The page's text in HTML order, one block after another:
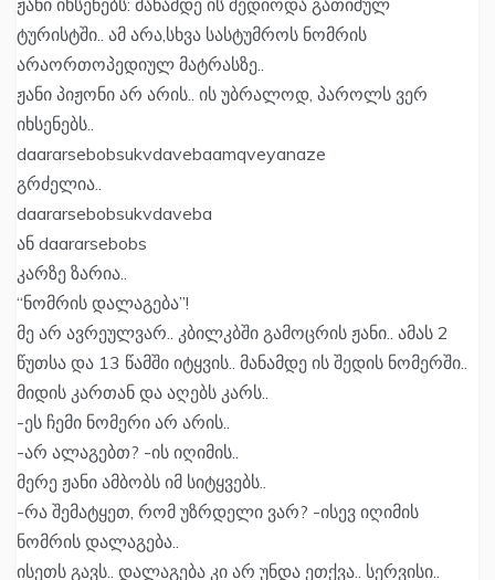
ჟანი იხსენებს: მანამდე ის შედიოდა გათიშულ
ტურისტში.. ამ არა,სხვა სასტუმროს ნომრის
არაორთოპედიულ მატრასზე..
ჟანი პიჟონი არ არის.. ის უბრალოდ, პაროლს ვერ
იხსენებს..
daararsebobsukvdavebaamqveyanaze
გრძელია..
daararsebobsukvdaveba
ან daararsebobs
კარზე ზარია..
“ნომრის დალაგება”!
მე არ ავრეულვარ.. კბილკბში გამოცრის ჟანი.. ამას 2
წუთსა და 13 წამში იტყვის.. მანამდე ის შედის ნომერში..
მიდის კართან და აღებს კარს..
-ეს ჩემი ნომერი არ არის..
-არ ალაგებთ? -ის იღიმის..
მერე ჟანი ამბობს იმ სიტყვებს..
-რა შემატყეთ, რომ უზრდელი ვარ? -ისევ იღიმის
ნომრის დალაგება..
ისეთს გავს.. დალაგება კი არ უნდა ეთქვა.. სერვისი..